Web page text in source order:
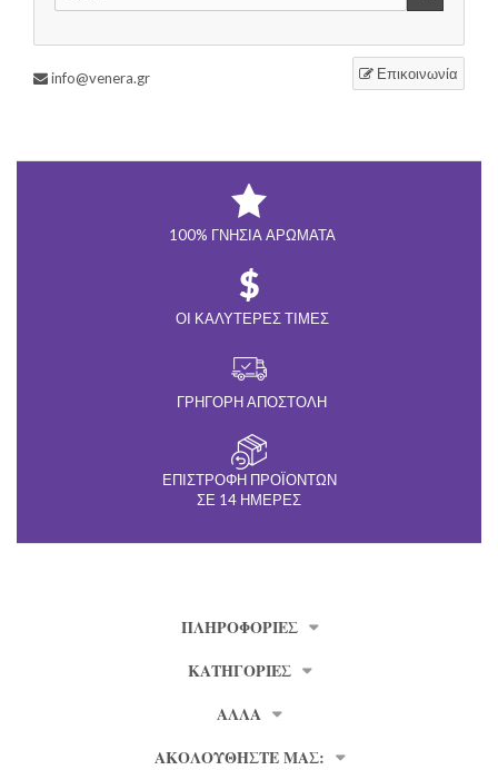
Επικοινωνία
info@venera.gr
100% ΓΝΉΣΙΑ ΑΡΏΜΑΤΑ
ΟΙ ΚΑΛΎΤΕΡΕΣ ΤΙΜΈΣ
ΓΡΉΓΟΡΗ ΑΠΟΣΤΟΛΉ
ΕΠΙΣΤΡΟΦΉ ΠΡΟΪΌΝΤΩΝ
ΣΕ 14 ΗΜΈΡΕΣ
ΠΛΗΡΟΦΟΡΊΕΣ
ΚΑΤΗΓΟΡΙΕΣ
ΑΛΛΑ
ΑΚΟΛΟΥΘΗΣΤΕ ΜΑΣ: